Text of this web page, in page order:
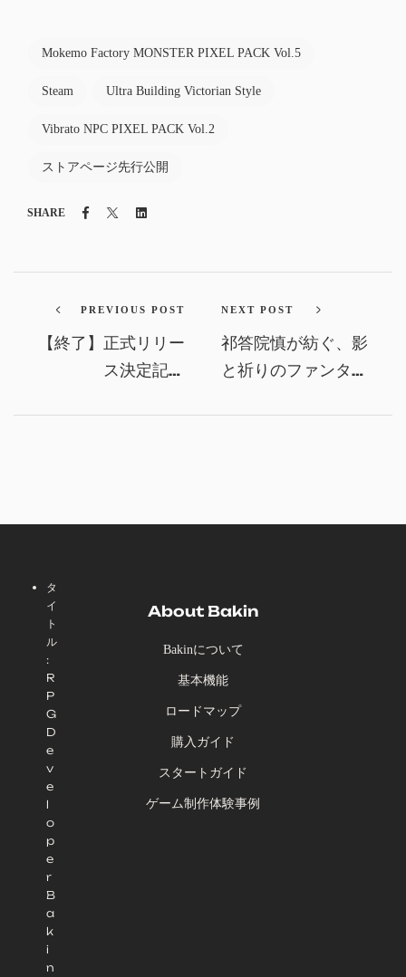
Mokemo Factory MONSTER PIXEL PACK Vol.5
Steam Ultra Building Victorian Style
Vibrato NPC PIXEL PACK Vol.2
ストアページ先行公開
SHARE FacebookTwitterLinkedin
PREVIOUS POST
【終了】正式リリー
ス決定記念
NEXT POST
祁答院慎が紡ぐ、影
と祈りのファンタジ
タ
イ
ト
ル
:
R
P
G
D
e
v
e
l
o
p
e
r
B
a
k
i
n
About Bakin
Bakinについて
基本機能
ロードマップ
購入ガイド
スタートガイド
ゲーム制作体験事例